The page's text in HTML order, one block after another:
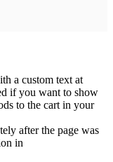
a custom text at
if you want to show
to the cart in your
after the page was
in